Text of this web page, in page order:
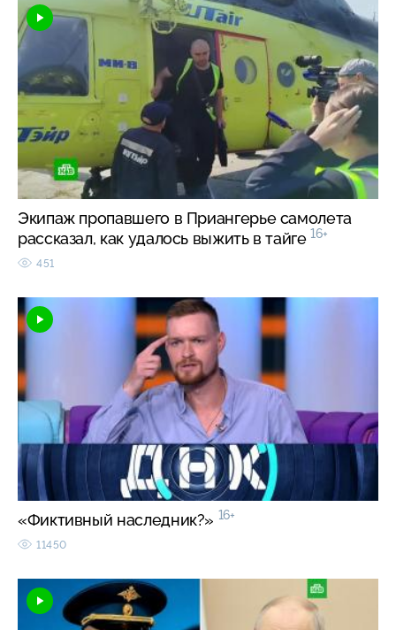
Экипаж пропавшего в Приангерье самолета
рассказал, как удалось выжить в тайге 16+
451
«Фиктивный наследник?» 16+
11450